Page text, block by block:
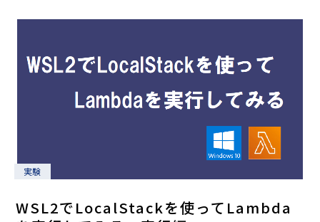
実験
WSL2でLocalStackを使ってLambda